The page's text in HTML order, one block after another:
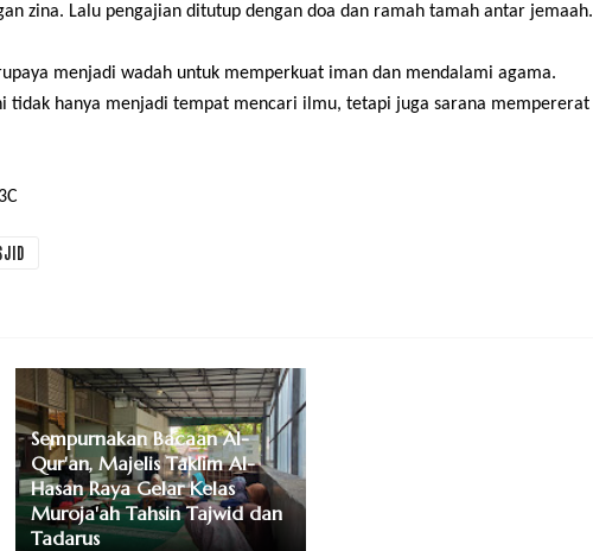
zina. Lalu pengajian ditutup dengan doa dan ramah tamah antar jemaah.
menjadi wadah untuk memperkuat iman dan mendalami agama.
tidak hanya menjadi tempat mencari ilmu, tetapi juga sarana mempererat
Sempurnakan Bacaan Al-
Qur'an, Majelis Taklim Al-
Hasan Raya Gelar Kelas
Muroja'ah Tahsin Tajwid dan
Tadarus